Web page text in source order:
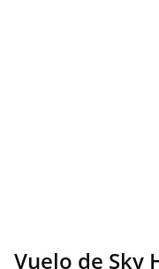
Vuelo de Sky